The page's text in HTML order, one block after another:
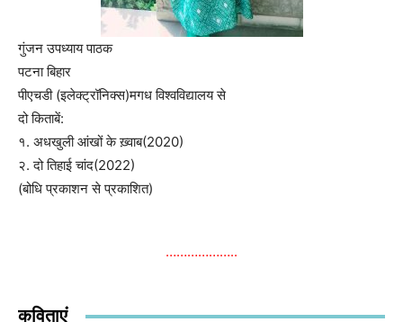
गुंजन उपध्याय पाठक
पटना बिहार
पीएचडी (इलेक्ट्रॉनिक्स)मगध विश्वविद्यालय से
दो किताबें:
१. अधखुली आंखों के ख़्वाब(2020)
२. दो तिहाई चांद(2022)
(बोधि प्रकाशन से प्रकाशित)
………………..
कविताएं